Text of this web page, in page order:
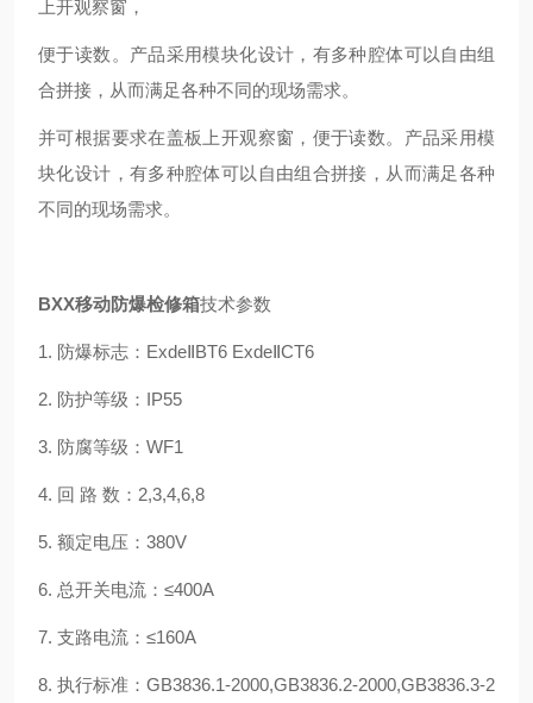
上开观察窗，
便于读数。产品采用模块化设计，有多种腔体可以自由组
合拼接，从而满足各种不同的现场需求。
并可根据要求在盖板上开观察窗，便于读数。产品采用模
块化设计，有多种腔体可以自由组合拼接，从而满足各种
不同的现场需求。
BXX移动防爆检修箱技术参数
1. 防爆标志：ExdeⅡBT6 ExdeⅡCT6
2. 防护等级：IP55
3. 防腐等级：WF1
4. 回 路 数：2,3,4,6,8
5. 额定电压：380V
6. 总开关电流：≤400A
7. 支路电流：≤160A
8. 执行标准：GB3836.1-2000,GB3836.2-2000,GB3836.3-2